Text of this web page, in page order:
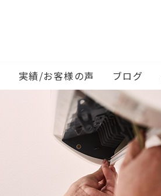
実績/お客様の声 ブログ